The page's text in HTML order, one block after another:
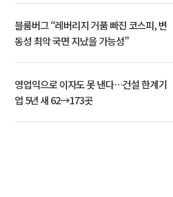
블룸버그 “레버리지 거품 빠진 코스피, 변
동성 최악 국면 지났을 가능성”
영업익으로 이자도 못 낸다…건설 한계기
업 5년 새 62→173곳